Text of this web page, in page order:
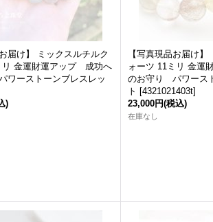
届け】 ミックスルチルク
リ 金運財運アップ 成功へ
ワーストーンブレスレッ
)
【写真現品お届け
ォーツ 11ミリ 金運
のお守り パワース
ト [4321021403t]
23,000円(税込)
在庫なし